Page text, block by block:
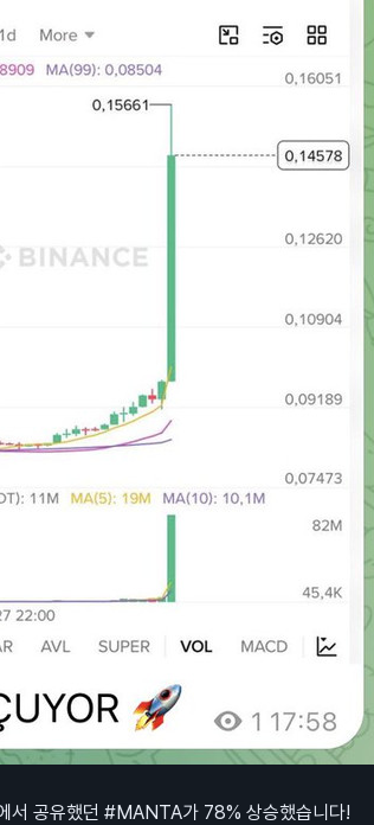
서 공유했던 #MANTA가 78% 상승했습니다!